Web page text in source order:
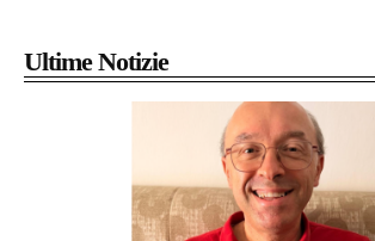
Ultime Notizie